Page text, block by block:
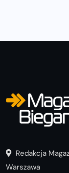
Redakcja
Warszawa